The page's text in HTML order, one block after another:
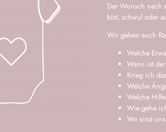
Der Wunsch nach
bist, schwul oder
Wir geben euch
Welche
Wann ist
Krieg ich
Welche
Welche
Wie gehe
Wo sind